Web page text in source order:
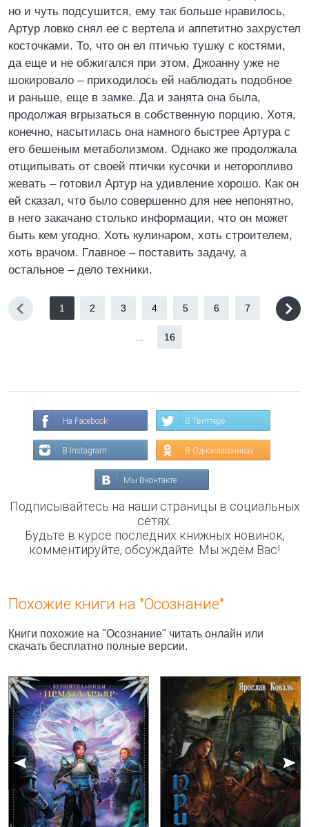
но и чуть подсушится, ему так больше нравилось,
Артур ловко снял ее с вертела и аппетитно захрустел
косточками. То, что он ел птичью тушку с костями,
да еще и не обжигался при этом, Джоанну уже не
шокировало – приходилось ей наблюдать подобное
и раньше, еще в замке. Да и занята она была,
продолжая вгрызаться в собственную порцию. Хотя,
конечно, насытилась она намного быстрее Артура с
его бешеным метаболизмом. Однако же продолжала
отщипывать от своей птички кусочки и неторопливо
жевать – готовил Артур на удивление хорошо. Как он
ей сказал, что было совершенно для нее непонятно,
в него закачано столько информации, что он может
быть кем угодно. Хоть кулинаром, хоть строителем,
хоть врачом. Главное – поставить задачу, а
остальное – дело техники.
1 2 3 4 5 6 7
16
На Facebook В Твиттере
В Instagram В Одноклассниках
Мы Вконтакте
Подписывайтесь на наши страницы в социальных
сетях.
Будьте в курсе последних книжных новинок,
комментируйте, обсуждайте. Мы ждём Вас!
Похожие книги на "Осознание"
Книги похожие на "Осознание" читать онлайн или
скачать бесплатно полные версии.